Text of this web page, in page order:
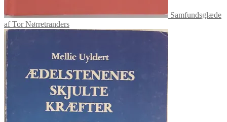
Samfundsglæde
af Tor Nørretranders